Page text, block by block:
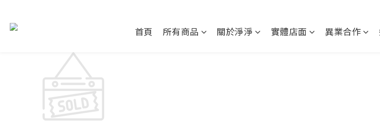
首頁 所有商品 關於淨淨 實體店面 異業合作